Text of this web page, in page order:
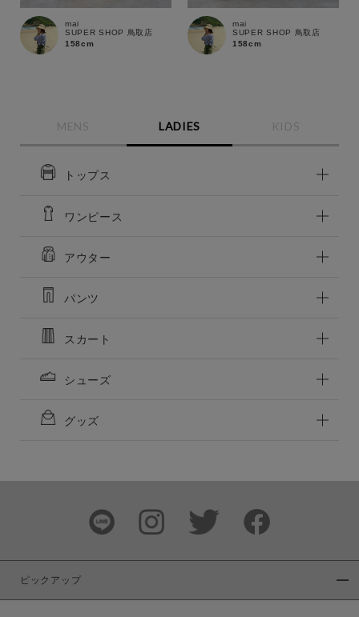
mai
SUPER SHOP 鳥取店
158cm
mai
SUPER SHOP 鳥取店
158cm
MENS LADIES KIDS
トップス
ワンピース
アウター
パンツ
スカート
シューズ
グッズ
ピックアップ